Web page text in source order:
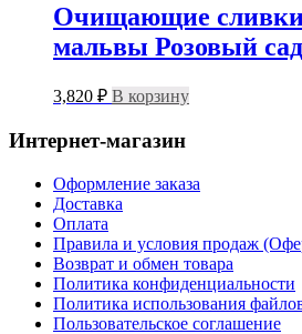
Очищающие сливки
мальвы Розовый сад
3,820 ₽ В корзину
Интернет-магазин
Оформление заказа
Доставка
Оплата
Правила и условия продаж
Возврат и обмен товара
Политика конфиденциальности
Политика использования
Пользовательское соглашение